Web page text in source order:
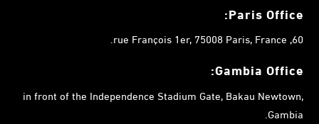
Paris Office:
60, rue François 1er, 75008 Paris, France.
Gambia Office:
in front of the Independence Stadium Gate, Bakau Newtown,
Gambia.